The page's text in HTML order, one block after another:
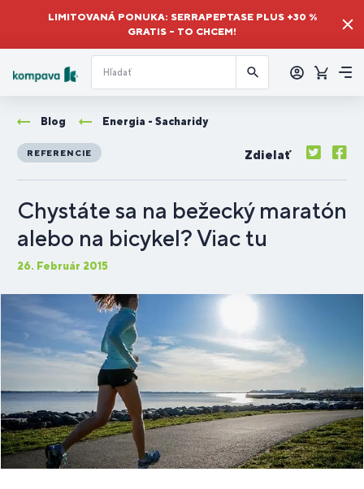
LIMITOVANÁ PONUKA: SERRAPEPTASE PLUS +30 %
GRATIS – TO CHCEM!
sa
Košík
Blog Energia - Sacharidy
REFERENCIE Zdielať
Chystáte sa na bežecký maratón
alebo na bicykel? Viac tu
26. Február 2015